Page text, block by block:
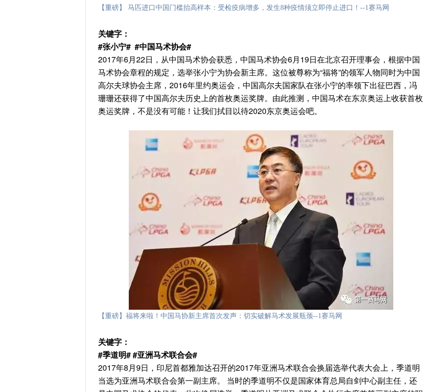
【重磅】 马匹进口中国门槛抬高样本：受检疫病增多，发生8种疫情须立即停止进口！--1赛马网
关键字：
#张小宁# #中国马术协会#
2017年6月22日，从中国马术协会获悉，中国马术协会6月19日在北京召开理事会，根据中国
马术协会章程的规定，选举张小宁为协会新主席。这位被尊称为“福将”的领军人物同时为中国
高尔夫球协会主席，2016年里约奥运会，中国高尔夫国家队在张小宁的率领下出征巴西，冯
珊珊还获得了中国高尔夫历史上的首枚奥运奖牌。由此推测，中国马术在东京奥运上收获首枚
奥运奖牌，不是没有可能！让我们拭目以待2020东京奥运会吧。
【重磅】福将来啦！中国马协新主席首次发声：切实破解马术发展瓶颈--1赛马网
关键字：
#季道明# #亚洲马术联合会#
2017年8月9日，印尼首都雅加达召开的2017年亚洲马术联合会换届选举代表大会上，季道明
当选为亚洲马术联合会第一副主席。 当时的季道明不仅是国家体育总局自剑中心副主任，还